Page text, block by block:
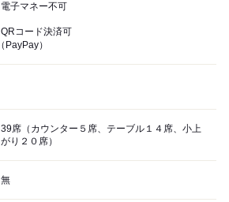
電子マネー不可
QRコード決済可
（PayPay）
39席（カウンター５席、テーブル１４席、小上
がり２０席）
無